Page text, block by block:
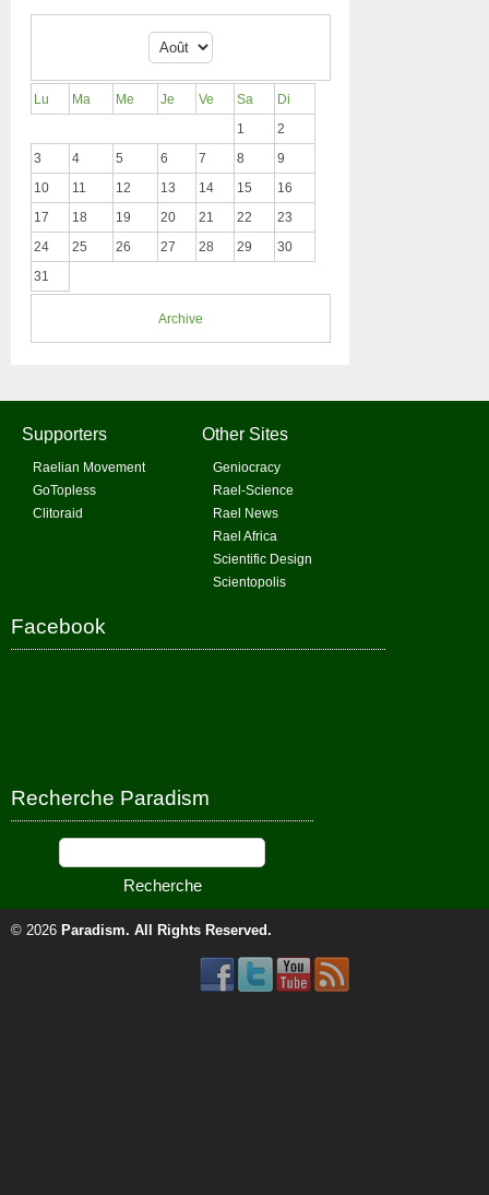
Lu Ma Me Je Ve Sa
Di
1
2
3
4 5 6 7 8
9
10
11 12 13 14 15
16
17
18 19 20 21 22
23
24
25 26 27 28 29
30
31
Archive
Supporters
Raelian Movement
GoTopless
Clitoraid
Other Sites
Geniocracy
Rael-Science
Rael News
Rael Africa
Scientific Design
Scientopolis
Facebook
Recherche Paradism
© 2026 Paradism. All Rights Reserved.